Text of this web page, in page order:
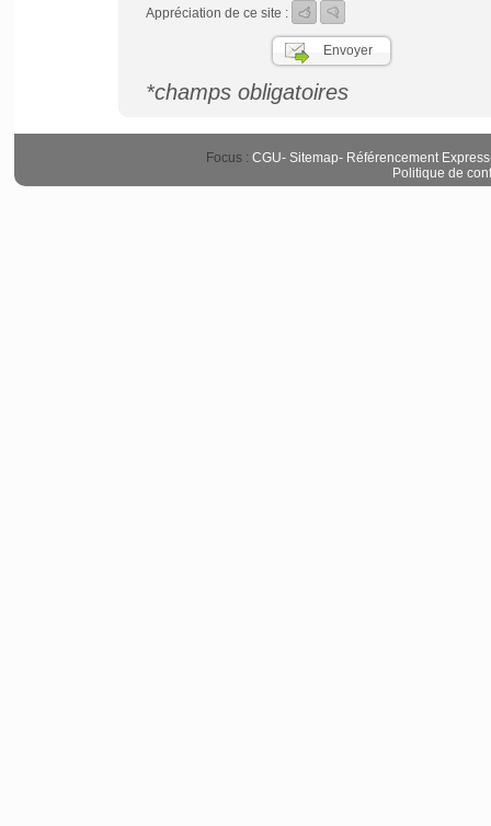
Appréciation de ce site :
*champs obligatoires
Focus : CGU- Sitemap- Référencement Express
Politique de